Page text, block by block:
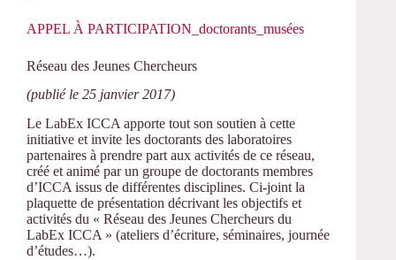
APPEL À PARTICIPATION_doctorants_musées
Réseau des Jeunes Chercheurs
(publié le 25 janvier 2017)
Le LabEx ICCA apporte tout son soutien à cette
initiative et invite les doctorants des laboratoires
partenaires à prendre part aux activités de ce réseau,
créé et animé par un groupe de doctorants membres
d’ICCA issus de différentes disciplines. Ci-joint la
plaquette de présentation décrivant les objectifs et
activités du « Réseau des Jeunes Chercheurs du
LabEx ICCA » (ateliers d’écriture, séminaires, journée
d’études…).